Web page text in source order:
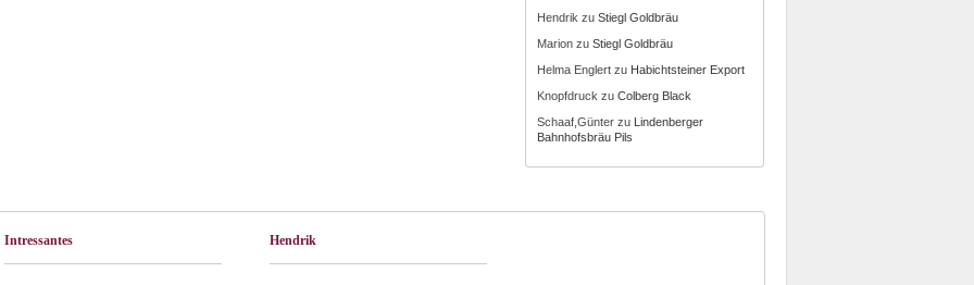
Hendrik zuStiegl Goldbräu
Marion zuStiegl Goldbräu
Helma Englert zu Habichtsteiner Export
Knopfdruck zuColberg Black
Schaaf,Günter zu Lindenberger
Bahnhofsbräu Pils
Intressantes Hendrik